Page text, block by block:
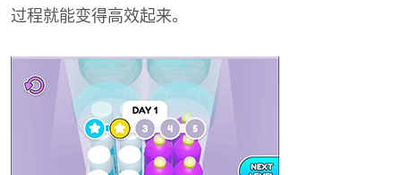
过程就能变得高效起来。